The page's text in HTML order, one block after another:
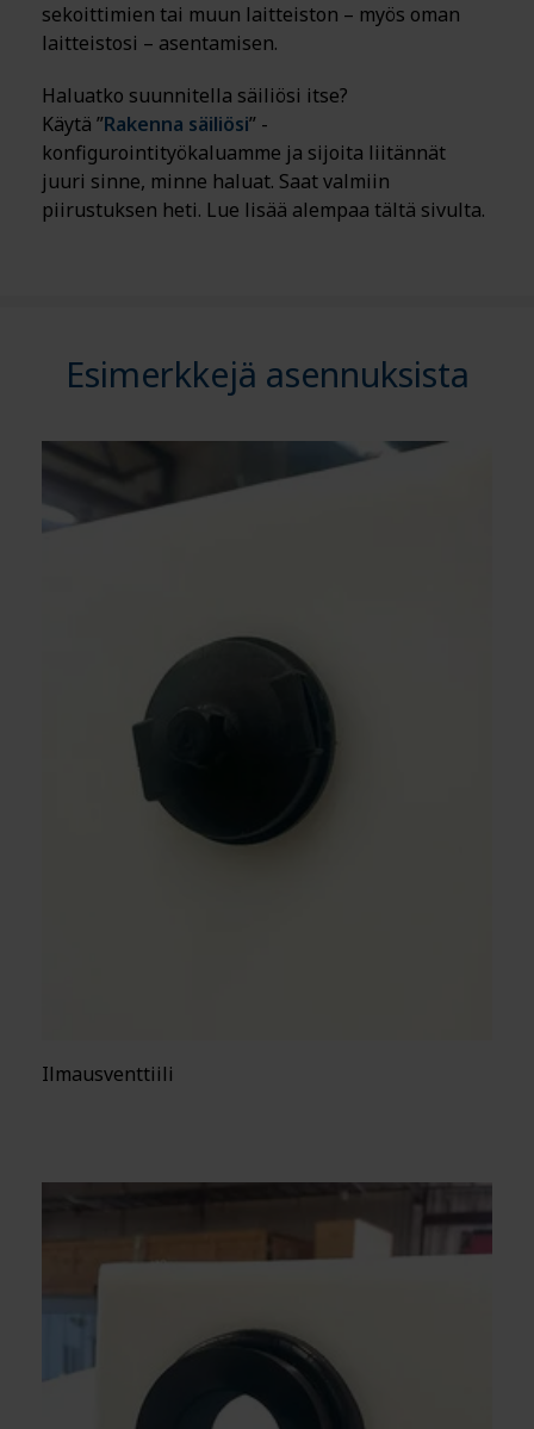
sekoittimien tai muun laitteiston – myös oman
laitteistosi – asentamisen.
Haluatko suunnitella säiliösi itse?
Käytä ”Rakenna säiliösi” -
konfigurointityökaluamme ja sijoita liitännät
juuri sinne, minne haluat. Saat valmiin
piirustuksen heti. Lue lisää alempaa tältä sivulta.
Esimerkkejä asennuksista
Ilmausventtiili